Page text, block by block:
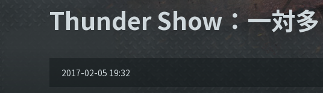
Thunder Show：一対多
2017-02-05 19:32